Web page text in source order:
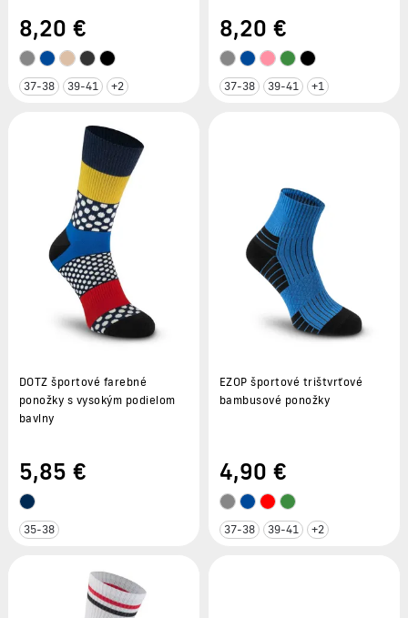
8,20 €
37-38 39-41 +2
8,20 €
37-38 39-41 +1
DOTZ športové farebné
ponožky s vysokým podielom
bavlny
5,85 €
35-38
EZOP športové trištvrťové
bambusové ponožky
4,90 €
37-38 39-41 +2